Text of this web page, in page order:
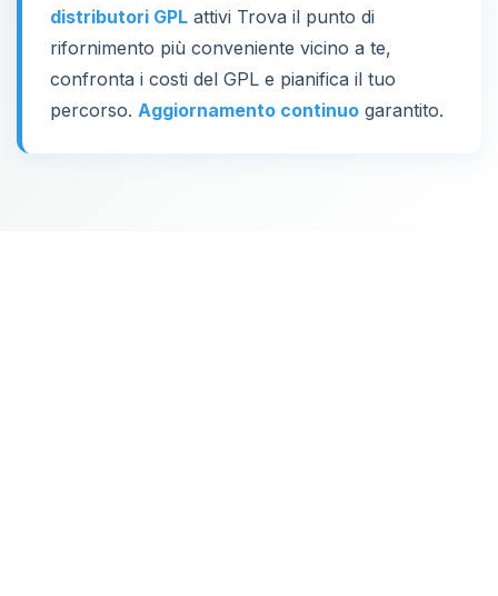
distributori GPL attivi Trova il punto di
rifornimento più conveniente vicino a te,
confronta i costi del GPL e pianifica il tuo
percorso. Aggiornamento continuo garantito.